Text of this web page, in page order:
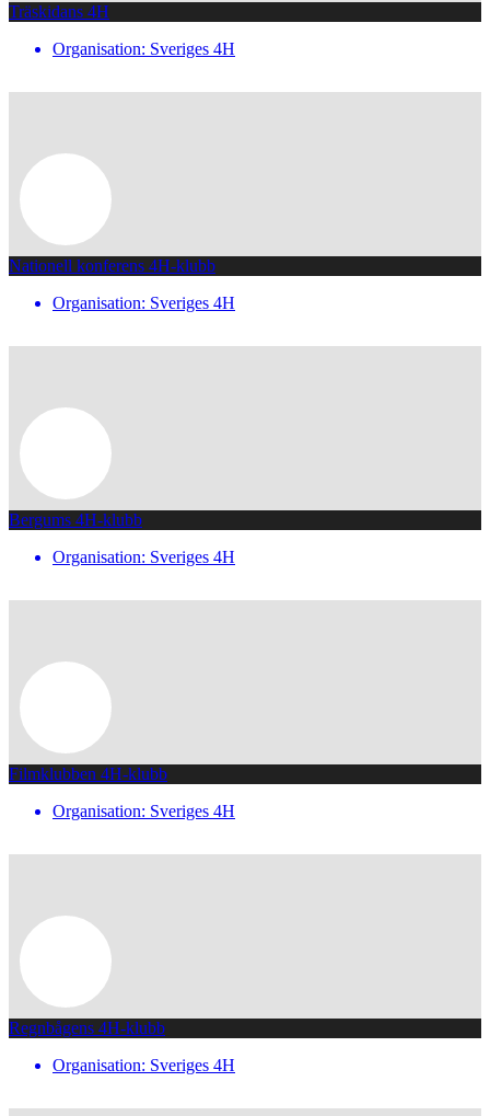
Träskidans 4H
Organisation: Sveriges 4H
Nationell konferens 4H-klubb
Organisation: Sveriges 4H
Bergums 4H-klubb
Organisation: Sveriges 4H
Filmklubben 4H-klubb
Organisation: Sveriges 4H
Regnbågens 4H-klubb
Organisation: Sveriges 4H